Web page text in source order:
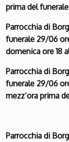
prima del
Parrocchia di
funerale 29/06
domenica ore 18
Parrocchia di
funerale 29/06
mezz’ora prima
Parrocchia di